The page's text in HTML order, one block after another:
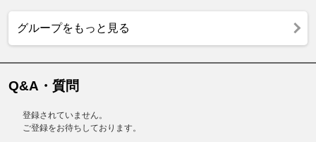
グループをもっと見る
Q&A・質問
登録されていません。
ご登録をお待ちしております。